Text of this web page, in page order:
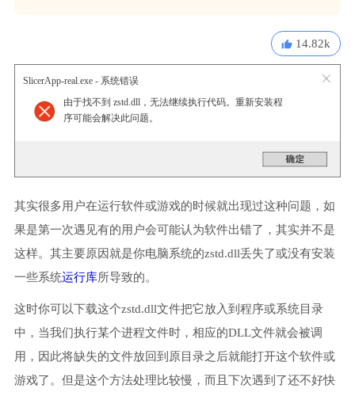
14.82k
SlicerApp-real.exe - 系统错误
由于找不到 zstd.dll，无法继续执行代码。重新安装程
序可能会解决此问题。
其实很多用户在运行软件或游戏的时候就出现过这种问题，如
果是第一次遇见有的用户会可能认为软件出错了，其实并不是
这样。其主要原因就是你电脑系统的zstd.dll丢失了或没有安装
一些系统运行库所导致的。
这时你可以下载这个zstd.dll文件把它放入到程序或系统目录
中，当我们执行某个进程文件时，相应的DLL文件就会被调
用，因此将缺失的文件放回到原目录之后就能打开这个软件或
游戏了。但是这个方法处理比较慢，而且下次遇到了还不好快